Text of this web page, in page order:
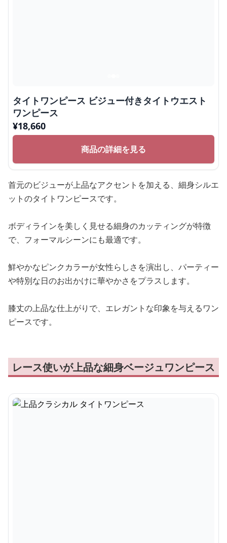
タイトワンピース ビジュー付きタイトウエスト
ワンピース
¥18,660
商品の詳細を見る
首元のビジューが上品なアクセントを加える、細身シルエ
ットのタイトワンピースです。
ボディラインを美しく見せる細身のカッティングが特徴
で、フォーマルシーンにも最適です。
鮮やかなピンクカラーが女性らしさを演出し、パーティー
や特別な日のお出かけに華やかさをプラスします。
膝丈の上品な仕上がりで、エレガントな印象を与えるワン
ピースです。
レース使いが上品な細身ベージュワンピース